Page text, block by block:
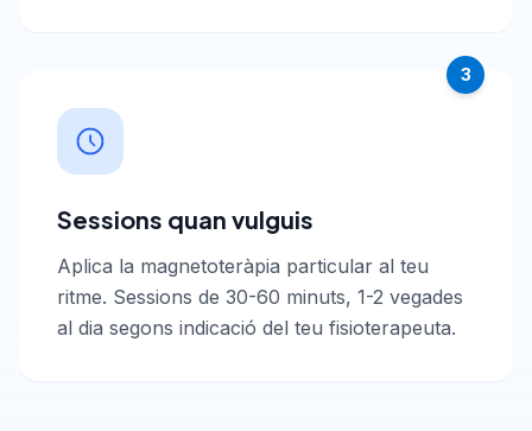
3
Sessions quan vulguis
Aplica la magnetoteràpia particular al teu
ritme. Sessions de 30-60 minuts, 1-2 vegades
al dia segons indicació del teu fisioterapeuta.